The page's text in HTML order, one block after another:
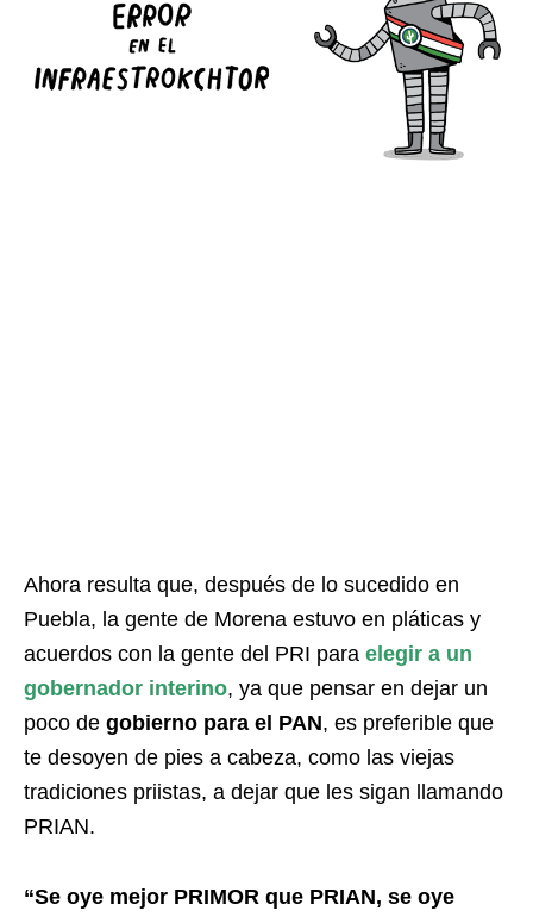
Ahora resulta que, después de lo sucedido en
Puebla, la gente de Morena estuvo en pláticas y
acuerdos con la gente del PRI para elegir a un
gobernador interino, ya que pensar en dejar un
poco de gobierno para el PAN, es preferible que
te desoyen de pies a cabeza, como las viejas
tradiciones priistas, a dejar que les sigan llamando
PRIAN.
“Se oye mejor PRIMOR que PRIAN, se oye